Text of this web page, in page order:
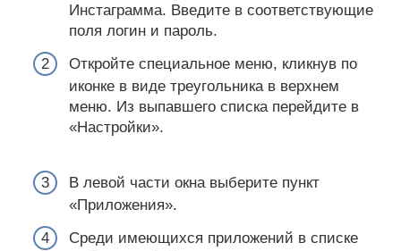
Инстаграмма. Введите в соответствующие
поля логин и пароль.
Откройте специальное меню, кликнув по
иконке в виде треугольника в верхнем
меню. Из выпавшего списка перейдите в
«Настройки».
В левой части окна выберите пункт
«Приложения».
Среди имеющихся приложений в списке